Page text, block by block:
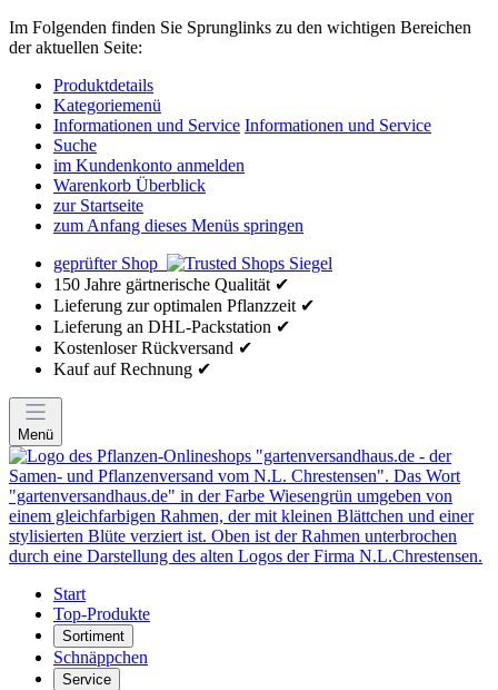
Im Folgenden finden Sie Sprunglinks zu den wichtigen Bereichen
der aktuellen Seite:
Produktdetails
Kategoriemenü
Informationen und Service Informationen und Service
Suche
im Kundenkonto anmelden
Warenkorb Überblick
zur Startseite
zum Anfang dieses Menüs springen
geprüfter Shop
150 Jahre gärtnerische Qualität ✔
Lieferung zur optimalen Pflanzzeit ✔
Lieferung an DHL-Packstation ✔
Kostenloser Rückversand ✔
Kauf auf Rechnung ✔
Menü
Start
Top-Produkte
Sortiment
Schnäppchen
Service